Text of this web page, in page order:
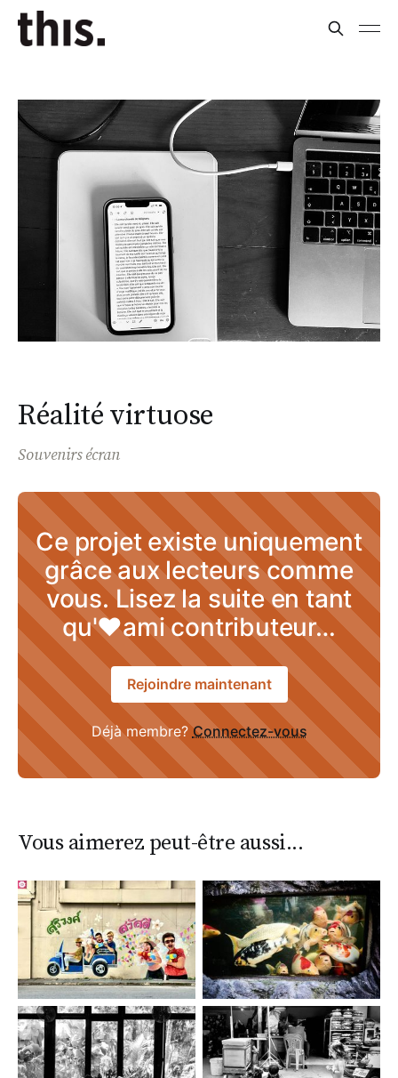
Réalité virtuose
Souvenirs écran
Ce projet existe uniquement
grâce aux lecteurs comme
vous. Lisez la suite en tant
qu'♥ami contributeur…
Rejoindre maintenant
Déjà membre?Connectez-vous
Vous aimerez peut-être aussi...